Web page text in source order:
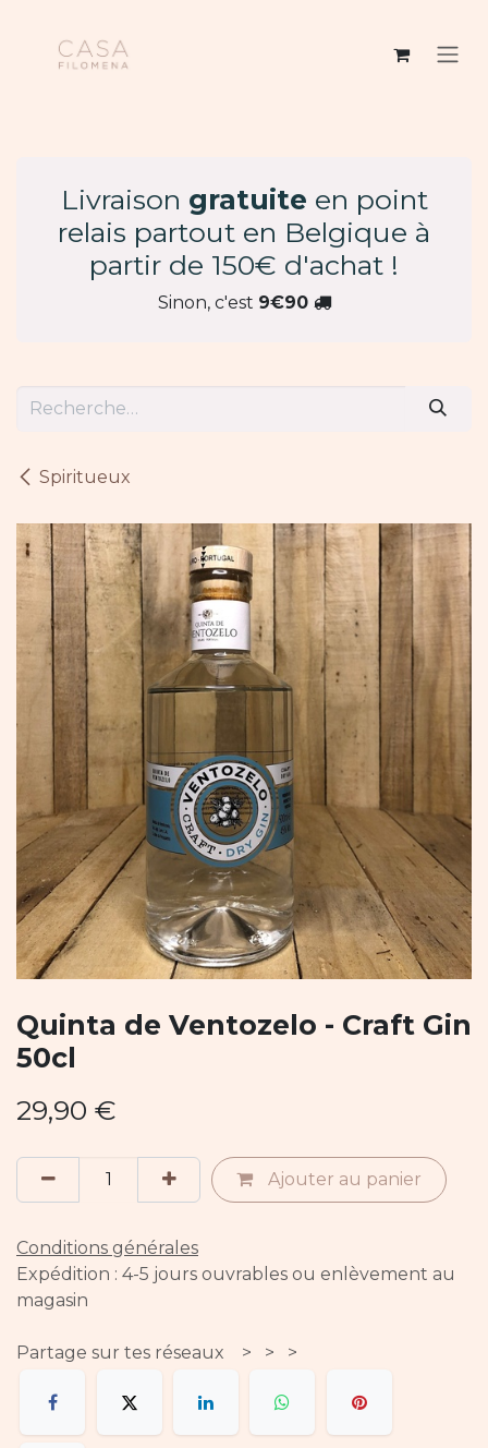
Livraison gratuite en point
relais partout en Belgique à
partir de 150€ d'achat !
Sinon, c'est 9€90
Spiritueux
Quinta de Ventozelo - Craft Gin
50cl
29,90 €
Ajouter au panier
Conditions générales
Expédition : 4-5 jours ouvrables ou enlèvement au
magasin
Partage sur tes réseaux > > >